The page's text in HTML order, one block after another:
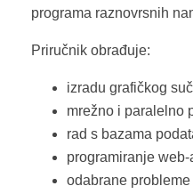
programa raznovrsnih
Priručnik obrađuje:
izradu grafičkog
mrežno i paralelno
rad s bazama
programiranje
odabrane